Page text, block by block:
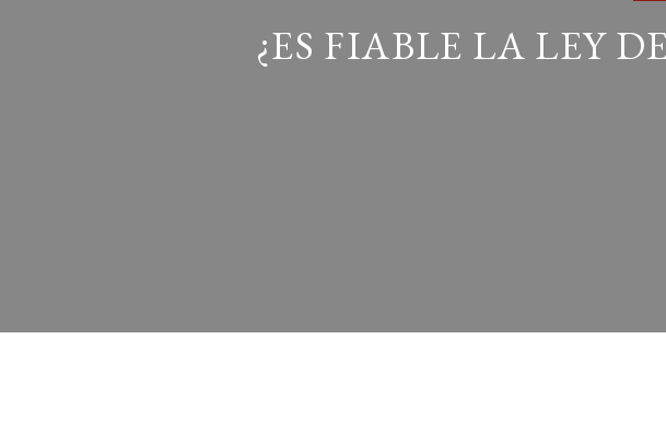
¿ES FIABLE LA LEY